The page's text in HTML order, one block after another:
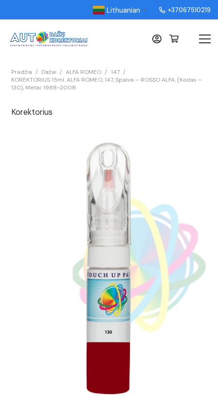
Lithuanian ▼ +37067510219
Pradžia / Dažai / ALFA ROMEO / 147 /
KOREKTORIUS 15ml. ALFA ROMEO, 147, Spalva – ROSSO ALFA, (Kodas –
130), Metai: 1988-2008
Korektorius